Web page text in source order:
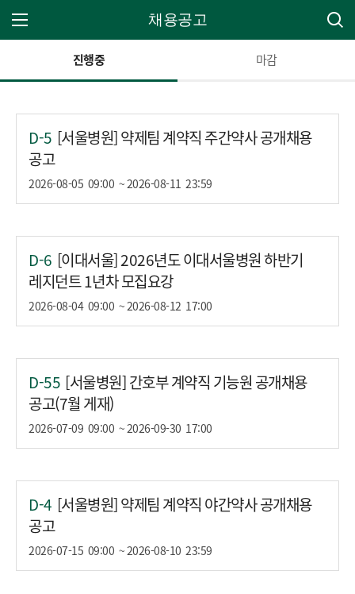
채용공고
진행중 마감
D-5 [서울병원] 약제팀 계약직 주간약사 공개채용
공고
2026-08-05 09:00 ~ 2026-08-11 23:59
D-6 [이대서울] 2026년도 이대서울병원 하반기
레지던트 1년차 모집요강
2026-08-04 09:00 ~ 2026-08-12 17:00
D-55 [서울병원] 간호부 계약직 기능원 공개채용
공고(7월 게재)
2026-07-09 09:00 ~ 2026-09-30 17:00
D-4 [서울병원] 약제팀 계약직 야간약사 공개채용
공고
2026-07-15 09:00 ~ 2026-08-10 23:59